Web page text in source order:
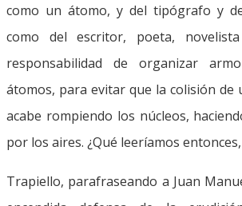
como un átomo, y del tipógrafo y
como del escritor, poeta,
responsabilidad de organizar
átomos, para evitar que la colisión de
acabe rompiendo los núcleos,
por los aires. ¿Qué leeríamos
Trapiello, parafraseando a Juan